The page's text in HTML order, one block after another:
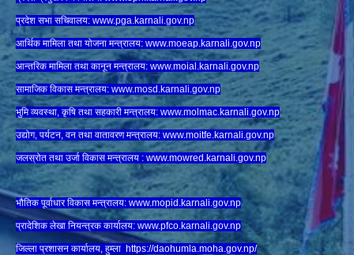
प्रदेश सभा सचिवालय: www.pga.karnali.gov.np
आर्थिक मामिला तथा योजना मन्त्रालय: www.moeap.karnali.gov.np
आन्तरिक मामिला तथा कानून मन्त्रालय: www.moial.karnali.gov.np
सामाजिक विकास मन्त्रालय: www.mosd.karnali.gov.np
भुमि व्यवस्था, कृषि तथा सहकारी मन्त्रालय: www.molmac.karnali.gov.np
उद्योग, पर्यटन, वन तथा वातावरण मन्त्रालय: www.moitfe.karnali.gov.np
जलस्रोत तथा उर्जा विकास मन्त्रालय : www.mowred.karnali.gov.np
भौतिक पूर्वाधार विकास मन्त्रालय: www.mopid.karnali.gov.np
प्रादेशिक लेखा नियन्त्रक कार्यालय: www.pfco.karnali.gov.np
जिल्ला प्रशासन कार्यालय, हुम्ला https://daohumla.moha.gov.np/